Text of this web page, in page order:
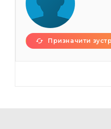
Призначити